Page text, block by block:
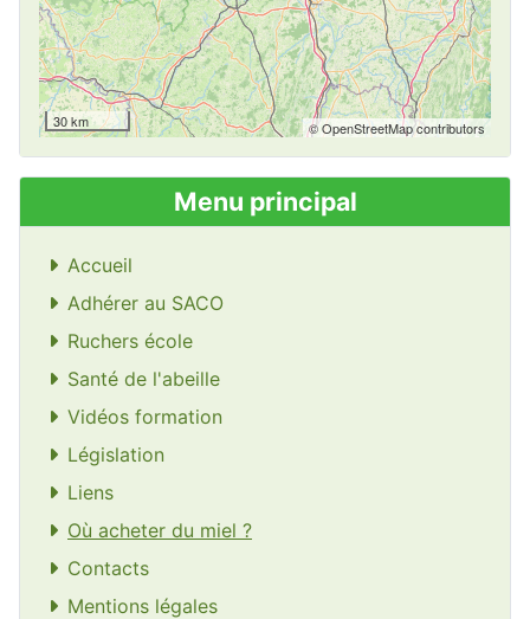
Menu principal
Accueil
Adhérer au SACO
Ruchers école
Santé de l'abeille
Vidéos formation
Législation
Liens
Où acheter du miel ?
Contacts
Mentions légales
30 km © OpenStreetMap contributors